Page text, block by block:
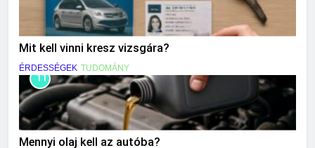
Mit kell vinni kresz vizsgára?
ÉRDESSÉGEK TUDOMÁNY
11
Mennyi olaj kell az autóba?